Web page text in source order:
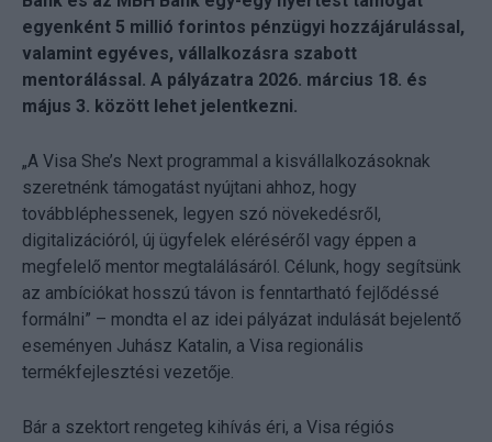
egyenként 5 millió forintos pénzügyi hozzájárulással,
valamint egyéves, vállalkozásra szabott
mentorálással. A pályázatra 2026. március 18. és
május 3. között lehet jelentkezni.
„A Visa She’s Next programmal a kisvállalkozásoknak
szeretnénk támogatást nyújtani ahhoz, hogy
továbbléphessenek, legyen szó növekedésről,
digitalizációról, új ügyfelek eléréséről vagy éppen a
megfelelő mentor megtalálásáról. Célunk, hogy segítsünk
az ambíciókat hosszú távon is fenntartható fejlődéssé
formálni” – mondta el az idei pályázat indulását bejelentő
eseményen Juhász Katalin, a Visa regionális
termékfejlesztési vezetője.
Bár a szektort rengeteg kihívás éri, a Visa régiós